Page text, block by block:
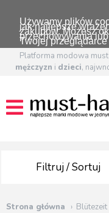
Używamy plików
jak najlepsze
zakupów. Możesz
przechowywania
Twojej przeglądarce
Platforma modowa
mężczyzn i dzieci,
Filtruj / Sortuj
Strona główna